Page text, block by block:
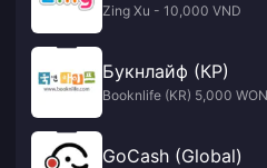
Zing Xu - 10,000 VND
Букнлайф (КР)
Booknlife (KR) 5,000 WON
GoCash (Global)